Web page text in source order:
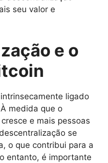
seu valor e
e o
ligado
medida que o
e mais pessoas
se
o que contribui para a
entanto, é importante